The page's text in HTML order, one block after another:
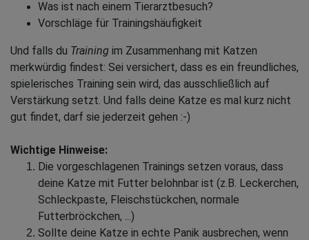
Was ist nach einem Tierarztbesuch?
Vorschläge für Trainingshäufigkeit
Und falls du Training im Zusammenhang mit Katzen
merkwürdig findest: Sei versichert, dass es ein freundliches,
spielerisches Training sein wird, das ausschließlich auf
Verstärkung setzt. Und falls deine Katze es mal kurz nicht
gut findet, darf sie jederzeit gehen :-)
Wichtige Hinweise:
Die vorgeschlagenen Trainings setzen voraus, dass
deine Katze mit Futter belohnbar ist (z.B. Leckerchen,
Schleckpaste, Fleischstückchen, normale
Futterbröckchen, ...)
Sollte deine Katze in echte Panik ausbrechen, wenn